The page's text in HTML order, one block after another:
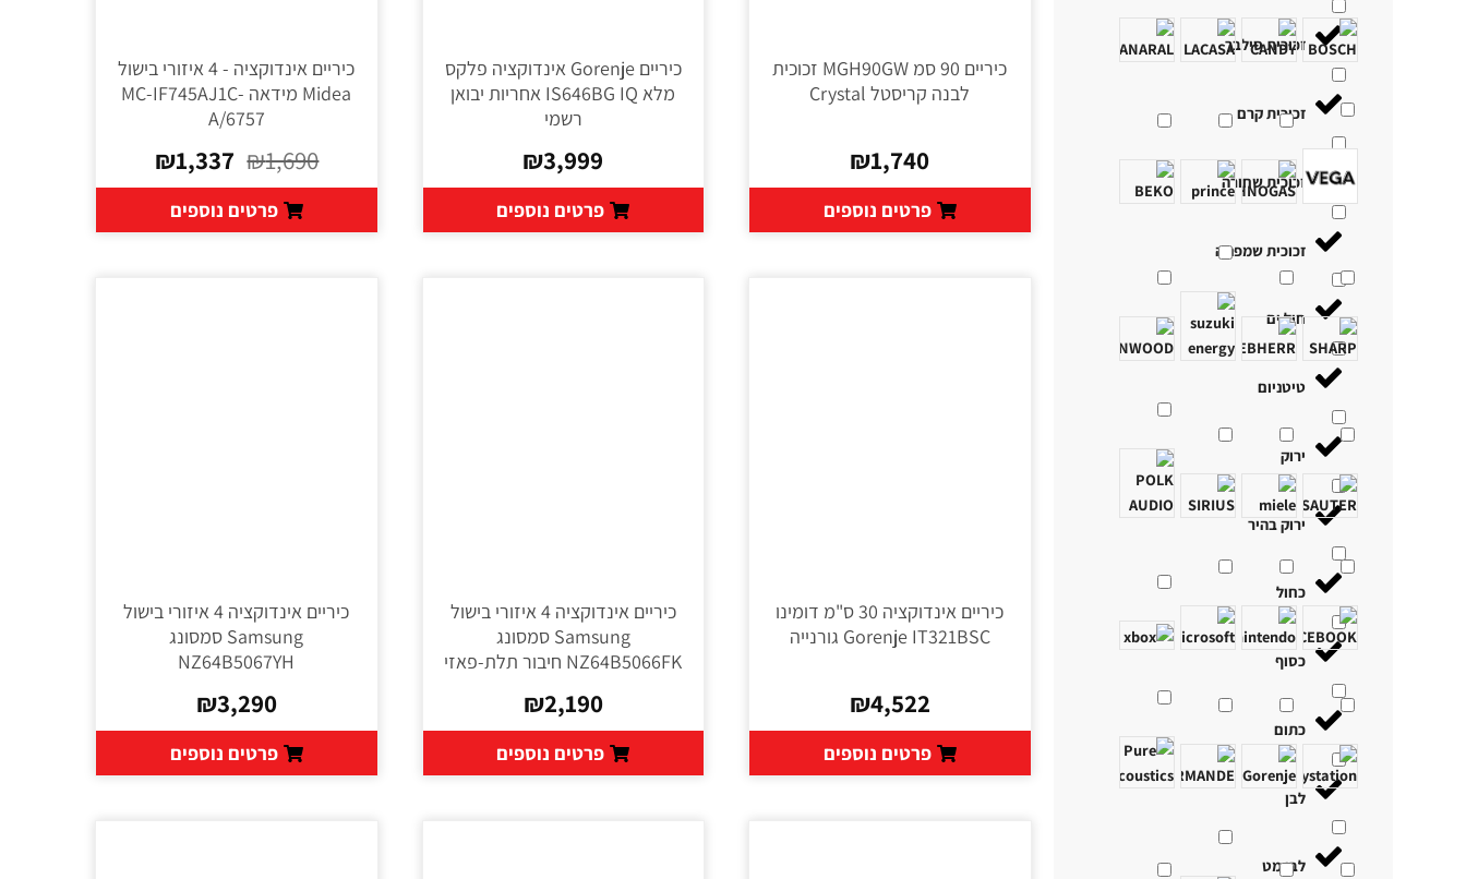
זכוכית סילבר
זכוכית קרם
זכוכית שחורה
זכוכית שמפניה
חול ים
טיטניום
ירוק
ירוק בהיר
כחול
כסוף
כתום
לבן
לבן מט
כיריים 90 סמ MGH90GW זכוכית
לבנה קריסטל Crystal
₪1,740
פרטים נוספים
כיריים Gorenje אינדוקציה פלקס
מלא IS646BG IQ אחריות יבואן
רשמי
₪3,999
פרטים נוספים
כיריים אינדוקציה - 4 איזורי בישול
Midea מידאה MC-IF745AJ1C-
A/6757
₪1,690
₪1,337
פרטים נוספים
כיריים אינדוקציה 30 ס"מ דומינו
Gorenje IT321BSC גורנייה
₪4,522
פרטים נוספים
כיריים אינדוקציה 4 איזורי בישול
Samsung סמסונג
NZ64B5066FK חיבור תלת-פאזי
₪2,190
פרטים נוספים
כיריים אינדוקציה 4 איזורי בישול
Samsung סמסונג
NZ64B5067YH
₪3,290
פרטים נוספים